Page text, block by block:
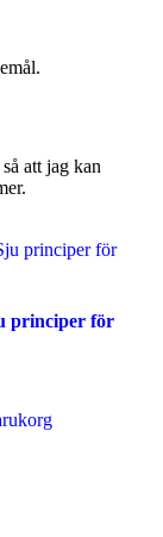
att jag kan
principer för